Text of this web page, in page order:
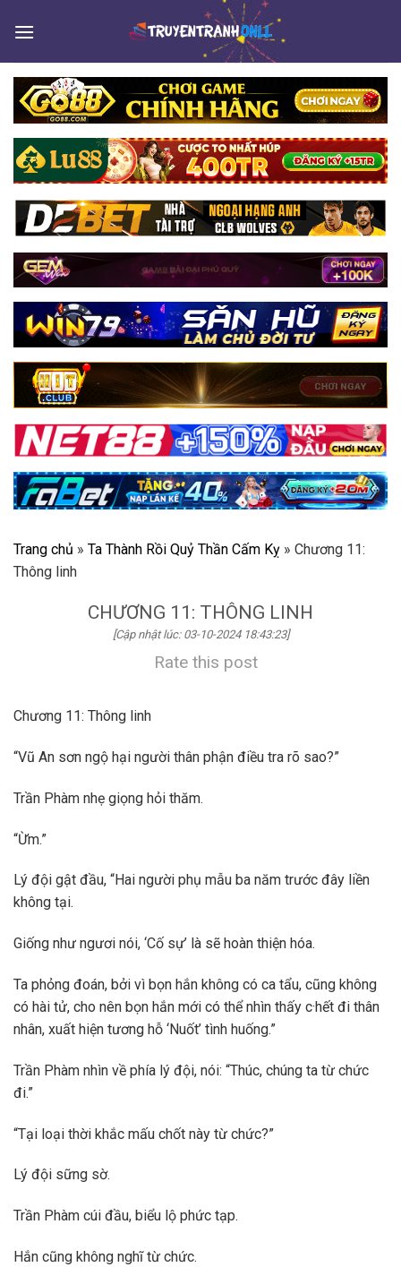
Trang chủ » Ta Thành Rồi Quỷ Thần Cấm Kỵ » Chương 11:
Thông linh
CHƯƠNG 11: THÔNG LINH
[Cập nhật lúc: 03-10-2024 18:43:23]
Rate this post
Chương 11: Thông linh
“Vũ An sơn ngộ hại người thân phận điều tra rõ sao?”
Trần Phàm nhẹ giọng hỏi thăm.
“Ừm.”
Lý đội gật đầu, “Hai người phụ mẫu ba năm trước đây liền
không tại.
Giống như ngươi nói, ‘Cố sự’ là sẽ hoàn thiện hóa.
Ta phỏng đoán, bởi vì bọn hắn không có ca tẩu, cũng không
có hài tử, cho nên bọn hắn mới có thể nhìn thấy c·hết đi thân
nhân, xuất hiện tương hỗ ‘Nuốt’ tình huống.”
Trần Phàm nhìn về phía lý đội, nói: “Thúc, chúng ta từ chức
đi.”
“Tại loại thời khắc mấu chốt này từ chức?”
Lý đội sững sờ.
Trần Phàm cúi đầu, biểu lộ phức tạp.
Hắn cũng không nghĩ từ chức.